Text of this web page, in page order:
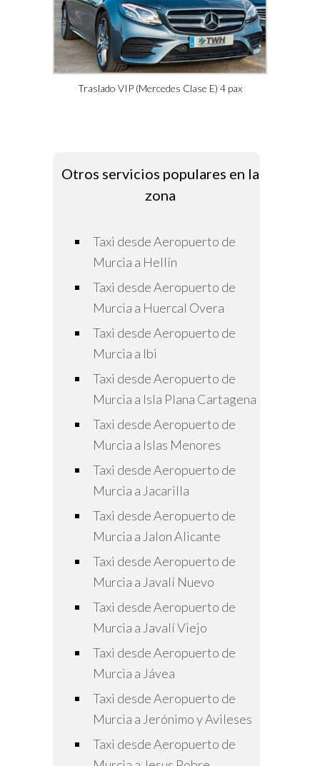
Traslado VIP (Mercedes Clase E) 4 pax
Otros servicios populares en la
zona
Taxi desde Aeropuerto de
Murcia a Hellín
Taxi desde Aeropuerto de
Murcia a Huercal Overa
Taxi desde Aeropuerto de
Murcia a Ibi
Taxi desde Aeropuerto de
Murcia a Isla Plana Cartagena
Taxi desde Aeropuerto de
Murcia a Islas Menores
Taxi desde Aeropuerto de
Murcia a Jacarilla
Taxi desde Aeropuerto de
Murcia a Jalon Alicante
Taxi desde Aeropuerto de
Murcia a Javalí Nuevo
Taxi desde Aeropuerto de
Murcia a Javalí Viejo
Taxi desde Aeropuerto de
Murcia a Jávea
Taxi desde Aeropuerto de
Murcia a Jerónimo y Avileses
Taxi desde Aeropuerto de